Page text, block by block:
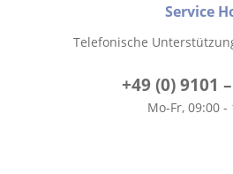
Service
Telefonische
+49 (0) 9101
Mo-Fr, 09:00 -